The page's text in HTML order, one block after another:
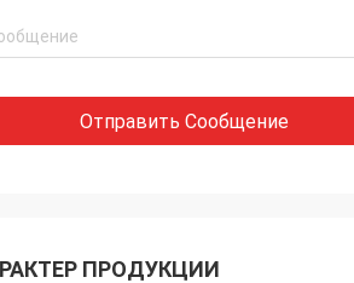
Отправить Сообщение
ПРОДУКЦИИ